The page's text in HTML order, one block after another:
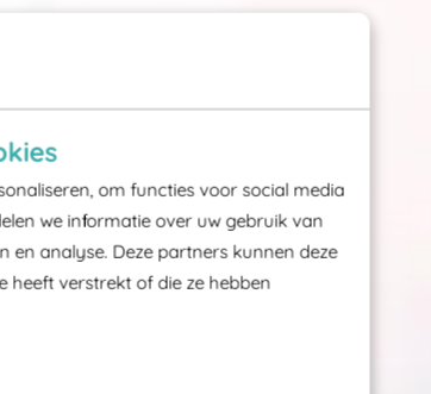
om functies voor social media
we informatie over uw gebruik van
en analyse. Deze partners kunnen deze
heeft verstrekt of die ze hebben